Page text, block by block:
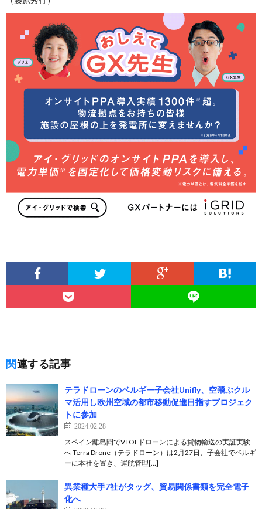
関連する記事
テラドローンのベルギー子会社Unifly、空飛ぶクル
マ活用し欧州空域の都市移動促進目指すプロジェク
トに参加
2024.02.28
スペイン離島間でVTOLドローンによる貨物輸送の実証実験
へ Terra Drone（テラドローン）は2月27日、子会社でベルギ
ーに本社を置き、運航管理[…]
異業種大手7社がタッグ、貿易関係書類を完全電子
化へ